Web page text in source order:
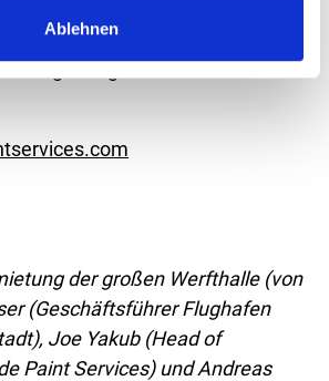
Ablehneneinen hervorragenden
Ergebnisse und seine
der großen Werfthalle (von
(Geschäftsführer Flughafen
Joe Yakub (Head of
Paint Services) und Andreas